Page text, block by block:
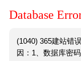
Database
(1040) 365建站错
因：1、数据库密